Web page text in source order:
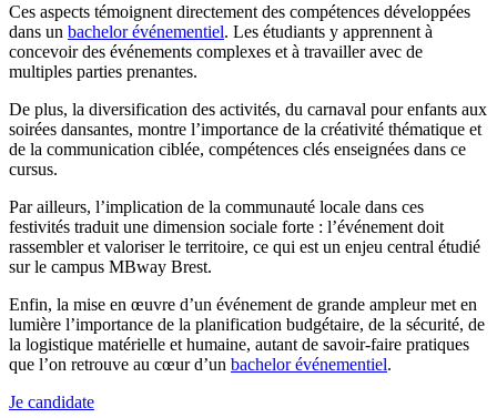
Ces aspects témoignent directement des compétences développées
dans un bachelor événementiel. Les étudiants y apprennent à
concevoir des événements complexes et à travailler avec de
multiples parties prenantes.
De plus, la diversification des activités, du carnaval pour enfants aux
soirées dansantes, montre l’importance de la créativité thématique et
de la communication ciblée, compétences clés enseignées dans ce
cursus.
Par ailleurs, l’implication de la communauté locale dans ces
festivités traduit une dimension sociale forte : l’événement doit
rassembler et valoriser le territoire, ce qui est un enjeu central étudié
sur le campus MBway Brest.
Enfin, la mise en œuvre d’un événement de grande ampleur met en
lumière l’importance de la planification budgétaire, de la sécurité, de
la logistique matérielle et humaine, autant de savoir-faire pratiques
que l’on retrouve au cœur d’un bachelor événementiel.
Je candidate